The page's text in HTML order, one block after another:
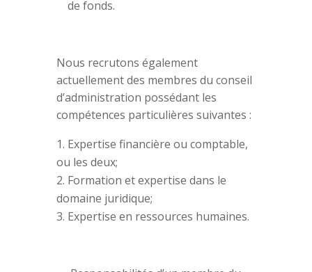
de fonds.
Nous recrutons également
actuellement des membres du conseil
d’administration possédant les
compétences particulières suivantes :
Expertise financière ou comptable,
ou les deux;
Formation et expertise dans le
domaine juridique;
Expertise en ressources humaines.